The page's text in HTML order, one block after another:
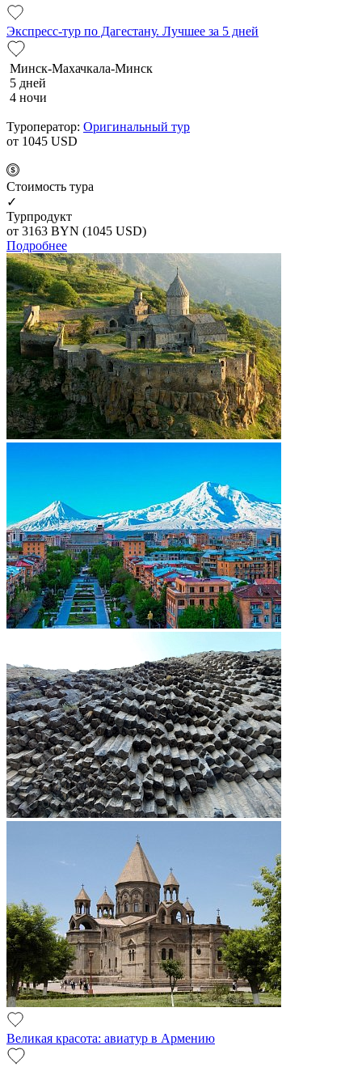
Экспресс-тур по Дагестану. Лучшее за 5 дней
Минск-Махачкала-Минск
5 дней
4 ночи
Туроператор: Оригинальный тур
от 1045 USD
Cтоимость тура
✓
Турпродукт
от 3163 BYN (1045 USD)
Подробнее
Великая красота: авиатур в Армению